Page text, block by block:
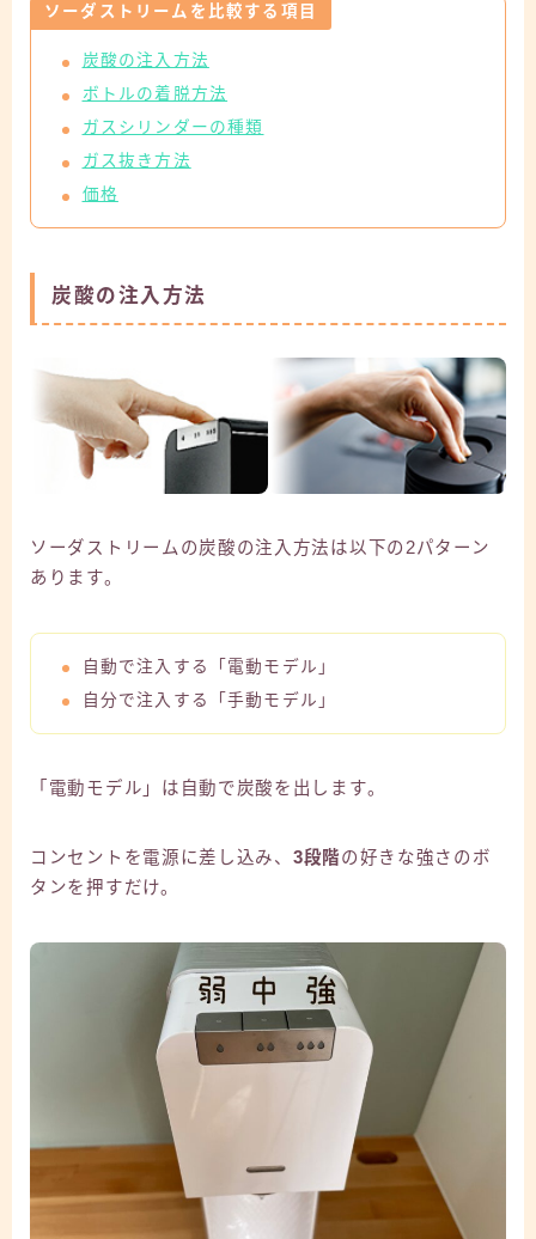
ソーダストリームを比較する項目
炭酸の注入方法
ボトルの着脱方法
ガスシリンダーの種類
ガス抜き方法
価格
炭酸の注入方法
ソーダストリームの炭酸の注入方法は以下の2パターン
あります。
自動で注入する「電動モデル」
自分で注入する「手動モデル」
「電動モデル」は自動で炭酸を出します。
コンセントを電源に差し込み、 3段階の好きな強さのボ
タンを押すだけ。